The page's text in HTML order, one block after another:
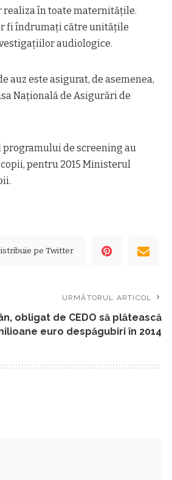
realiza în toate maternitățile.
fi îndrumați către unitățile
audiologice.
auz este asigurat, de asemenea,
Națională de Asigurări de
programului de screening au
pentru 2015 Ministerul
pe Twitter
URMĂTORUL ARTICOL
obligat de CEDO să plătească
euro despăgubiri în 2014